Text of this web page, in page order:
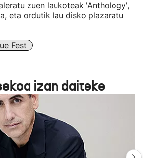
zuen laukoteak 'Anthology',
eta ordutik lau disko plazaratu
Fest
izan daiteke